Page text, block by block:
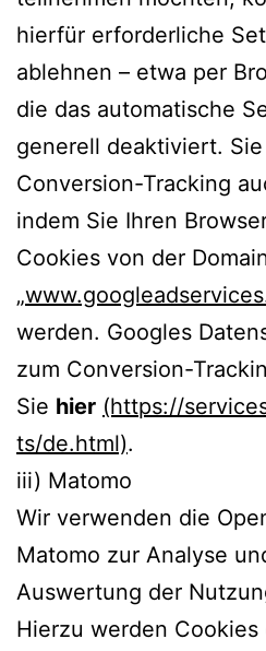
hierfür erforderliche
ablehnen – etwa per
die das automatische
generell deaktiviert.
Conversion-Tracking
indem Sie Ihren
Cookies von der
„
werden. Googles
zum Conversion-
Sie hier (https://
ts/de.html).
iii) Matomo
Wir verwenden die
Matomo zur Analyse
Auswertung der
Hierzu werden